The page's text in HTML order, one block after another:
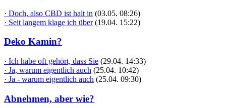
· Doch, also CBD ist halt in (03.05. 08:26)
· Seit langem klage ich über (19.04. 15:22)
Deko Kamin?
· Ich habe oft gehört, dass Sie (29.04. 14:33)
· Ja, warum eigentlich auch (25.04. 10:42)
· Ja - warum eigentlich auch (25.04. 09:30)
Abnehmen, aber wie?